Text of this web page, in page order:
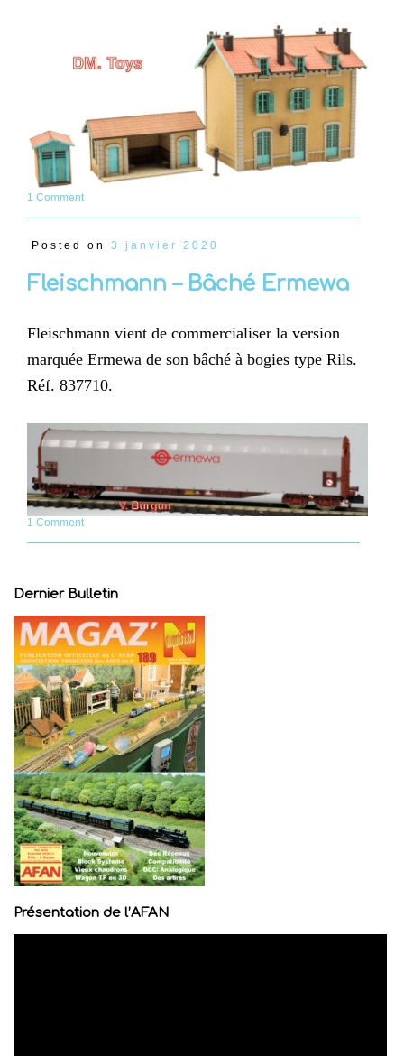
1 Comment
Posted on 3 janvier 2020
Fleischmann – Bâché Ermewa
Fleischmann vient de commercialiser la version
marquée Ermewa de son bâché à bogies type Rils.
Réf. 837710.
1 Comment
Dernier Bulletin
Présentation de l’AFAN